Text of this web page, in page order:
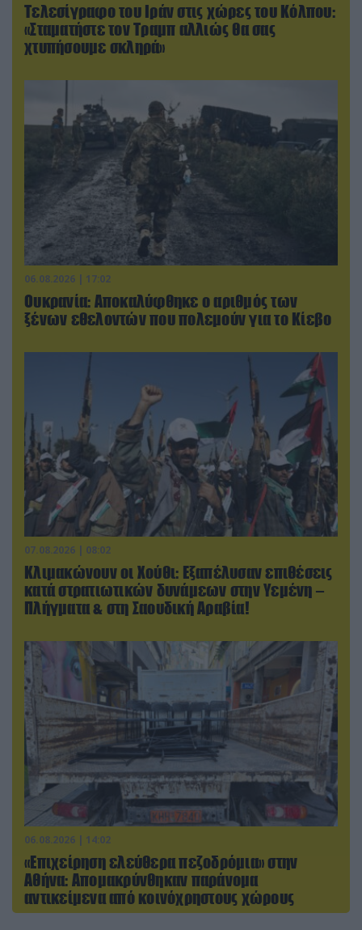
Τελεσίγραφο του Ιράν στις χώρες του Κόλπου:
«Σταματήστε τον Τραμπ αλλιώς θα σας
χτυπήσουμε σκληρά»
06.08.2026 | 17:02
Ουκρανία: Αποκαλύφθηκε ο αριθμός των
ξένων εθελοντών που πολεμούν για το Κίεβο
07.08.2026 | 08:02
Κλιμακώνουν οι Χούθι: Eξαπέλυσαν επιθέσεις
κατά στρατιωτικών δυνάμεων στην Υεμένη –
Πλήγματα & στη Σαουδική Αραβία!
06.08.2026 | 14:02
«Επιχείρηση ελεύθερα πεζοδρόμια» στην
Αθήνα: Απομακρύνθηκαν παράνομα
αντικείμενα από κοινόχρηστους χώρους